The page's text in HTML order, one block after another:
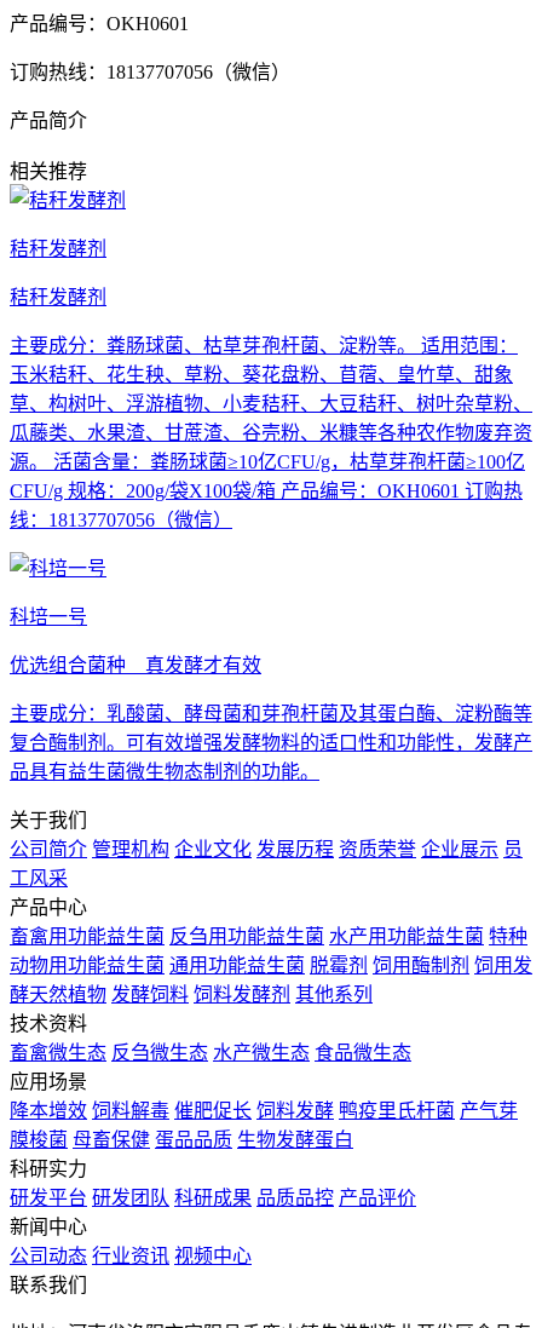
产品编号：OKH0601
订购热线：18137707056（微信）
产品简介
相关推荐
秸秆发酵剂
秸秆发酵剂
主要成分：粪肠球菌、枯草芽孢杆菌、淀粉等。 适用范围：
玉米秸秆、花生秧、草粉、葵花盘粉、苜蓿、皇竹草、甜象
草、构树叶、浮游植物、小麦秸秆、大豆秸秆、树叶杂草粉、
瓜藤类、水果渣、甘蔗渣、谷壳粉、米糠等各种农作物废弃资
源。 活菌含量：粪肠球菌≥10亿CFU/g，枯草芽孢杆菌≥100亿
CFU/g 规格：200g/袋X100袋/箱 产品编号：OKH0601 订购热
线：18137707056（微信）
科培一号
优选组合菌种 真发酵才有效
主要成分：乳酸菌、酵母菌和芽孢杆菌及其蛋白酶、淀粉酶等
复合酶制剂。可有效增强发酵物料的适口性和功能性，发酵产
品具有益生菌微生物态制剂的功能。
关于我们
公司简介 管理机构 企业文化 发展历程 资质荣誉 企业展示 员
工风采
产品中心
畜禽用功能益生菌 反刍用功能益生菌 水产用功能益生菌 特种
动物用功能益生菌 通用功能益生菌 脱霉剂 饲用酶制剂 饲用发
酵天然植物 发酵饲料 饲料发酵剂 其他系列
技术资料
畜禽微生态 反刍微生态 水产微生态 食品微生态
应用场景
降本增效 饲料解毒 催肥促长 饲料发酵 鸭疫里氏杆菌 产气芽
膜梭菌 母畜保健 蛋品品质 生物发酵蛋白
科研实力
研发平台 研发团队 科研成果 品质品控 产品评价
新闻中心
公司动态 行业资讯 视频中心
联系我们